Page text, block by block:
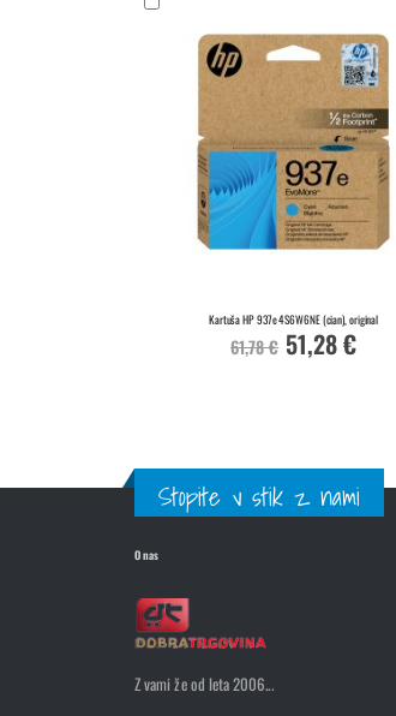
Kartuša HP 937e 4S6W6NE (cian), original
61,78 € Akcijska
cena
51,28 €
Stopite v stik z nami
O nas
Z vami že od leta 2006...